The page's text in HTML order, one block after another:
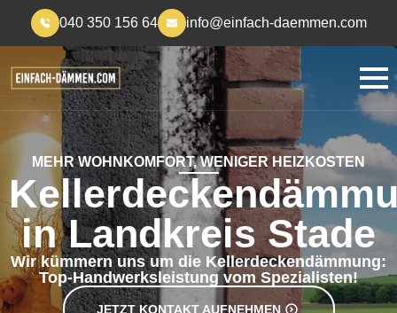
040 350 156 64 info@einfach-daemmen.com
MEHR WOHNKOMFORT, WENIGER HEIZKOSTEN
in Landkreis Stade
Wir kümmern uns um die Kellerdeckendämmung:
Top-Handwerksleistung vom Spezialisten!
JETZT KONTAKT AUFNEHMEN